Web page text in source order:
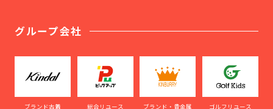
グループ会社
ブランド古着
総合リユース
ブランド・貴金属
ゴルフリユース